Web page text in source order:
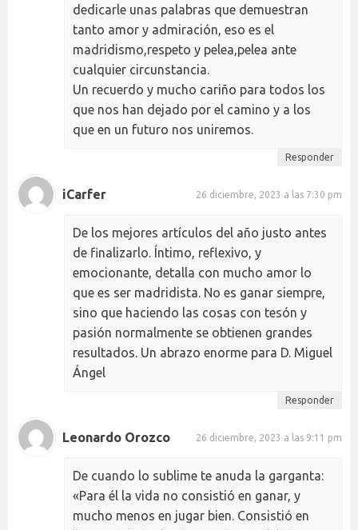
dedicarle unas palabras que demuestran
tanto amor y admiración, eso es el
madridismo,respeto y pelea,pelea ante
cualquier circunstancia.
Un recuerdo y mucho cariño para todos los
que nos han dejado por el camino y a los
que en un futuro nos uniremos.
Responder
iCarfer 26 diciembre, 2023 a las 7:30 pm
De los mejores artículos del año justo antes
de finalizarlo. Íntimo, reflexivo, y
emocionante, detalla con mucho amor lo
que es ser madridista. No es ganar siempre,
sino que haciendo las cosas con tesón y
pasión normalmente se obtienen grandes
resultados. Un abrazo enorme para D. Miguel
Ángel
Responder
Leonardo Orozco 26 diciembre, 2023 a las 9:11 pm
De cuando lo sublime te anuda la garganta:
«Para él la vida no consistió en ganar, y
mucho menos en jugar bien. Consistió en